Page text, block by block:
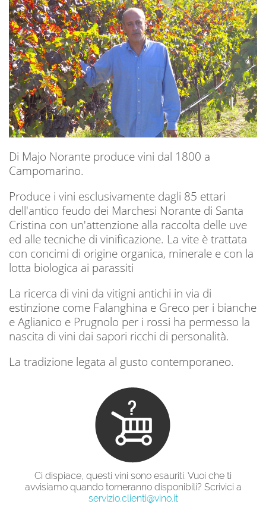
Di Majo Norante produce vini dal 1800 a
Campomarino.
Produce i vini esclusivamente dagli 85 ettari
dell'antico feudo dei Marchesi Norante di Santa
Cristina con un'attenzione alla raccolta delle uve
ed alle tecniche di vinificazione. La vite è trattata
con concimi di origine organica, minerale e con la
lotta biologica ai parassiti
La ricerca di vini da vitigni antichi in via di
estinzione come Falanghina e Greco per i bianche
e Aglianico e Prugnolo per i rossi ha permesso la
nascita di vini dai sapori ricchi di personalità.
La tradizione legata al gusto contemporaneo.
Ci dispiace, questi vini sono esauriti. Vuoi che ti
avvisiamo quando torneranno disponibili? Scrivici a
servizio.clienti@vino.it